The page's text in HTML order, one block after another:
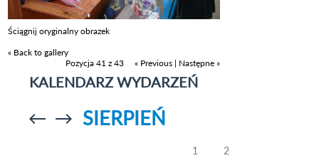
Ściągnij oryginalny obrazek
« Back to gallery
Pozycja 41 z 43
« Previous | Następne »
KALENDARZ WYDARZEŃ
Przejdź doPrzejdź do
SIERPIEŃ
1 2